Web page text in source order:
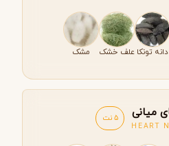
دانه تونکا علف خشک مشک
میانی
HEART
5 نت